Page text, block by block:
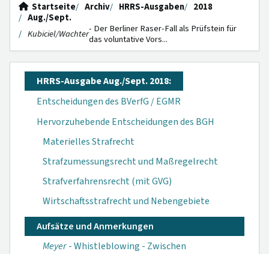
Startseite Archiv HRRS-Ausgaben
2018
Aug./Sept.
Kubiciel/Wachter- Der Berliner Raser-Fall als Prüfstein für
das voluntative Vors...
HRRS-Ausgabe Aug./Sept. 2018:
Entscheidungen des BVerfG / EGMR
Hervorzuhebende Entscheidungen des BGH
Materielles Strafrecht
Strafzumessungsrecht und Maßregelrecht
Strafverfahrensrecht (mit GVG)
Wirtschaftsstrafrecht und Nebengebiete
Aufsätze und Anmerkungen
Meyer- Whistleblowing - Zwischen